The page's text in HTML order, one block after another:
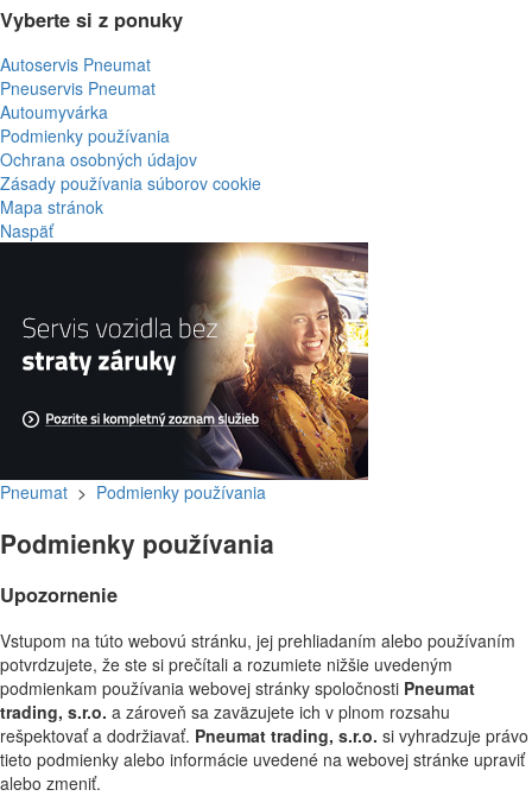
Vyberte si z ponuky
Autoservis Pneumat
Pneuservis Pneumat
Autoumyvárka
Podmienky používania
Ochrana osobných údajov
Zásady používania súborov cookie
Mapa stránok
Naspäť
Pneumat > Podmienky používania
Podmienky používania
Upozornenie
Vstupom na túto webovú stránku, jej prehliadaním alebo používaním
potvrdzujete, že ste si prečítali a rozumiete nižšie uvedeným
podmienkam používania webovej stránky spoločnosti Pneumat
trading, s.r.o. a zároveň sa zaväzujete ich v plnom rozsahu
rešpektovať a dodržiavať. Pneumat trading, s.r.o. si vyhradzuje právo
tieto podmienky alebo informácie uvedené na webovej stránke upraviť
alebo zmeniť.